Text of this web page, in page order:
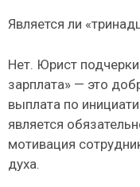
Является ли
Нет. Юрист
зарплата» — это
выплата по
является
мотивация
духа.